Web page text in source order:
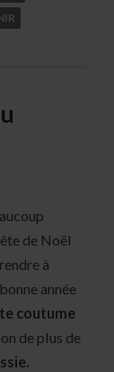
de Noël
à
année
coutume
de plus de